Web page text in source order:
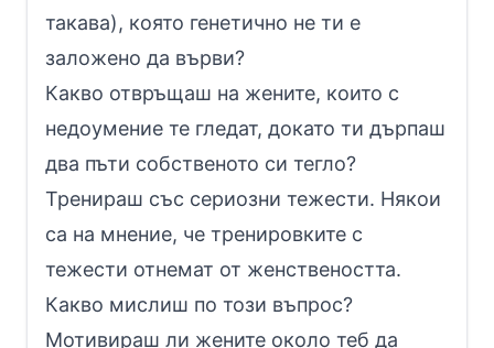
такава), която генетично не ти е
заложено да върви?
Какво отвръщаш на жените, които с
недоумение те гледат, докато ти дърпаш
два пъти собственото си тегло?
Тренираш със сериозни тежести. Някои
са на мнение, че тренировките с
тежести отнемат от женствеността.
Какво мислиш по този въпрос?
Мотивираш ли жените около теб да